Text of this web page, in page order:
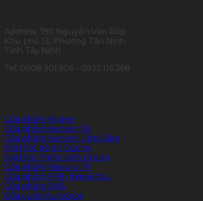
Address: 180 Nguyễn Văn Rốp
Khu phố 13, Phường Tân Ninh
Tỉnh Tây Ninh
Tel: 0908.901.906 - 0932.116.368
Cửa nhôm Kogen
Cửa nhôm Kenwin T6
Cửa nhôm Kenwin Ultra Slim
Nội thất gỗ An Cường
Nội thất nhôm tấm tổ ong
Cửa nhôm Maxpro.JP
Cửa nhôm PMI nhập khẩu
Cửa nhôm JMA
Cửa cuốn Austdoor